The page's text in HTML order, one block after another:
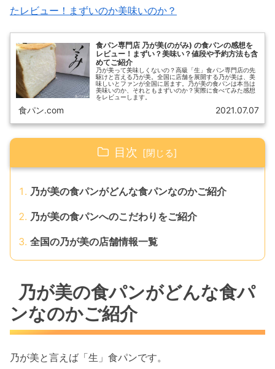
たレビュー！まずいのか美味いのか？
食パン専門店 乃が美(のがみ) の食パンの感想を
レビュー！まずい？美味い？値段や予約方法も含
めてご紹介
乃が美って美味しくないの？高級「生」食パン専門店の先
駆けと言える乃が美。全国に店舗を展開する乃が美は、美
味しいとファンが全国に居ます。乃が美の食パンは本当は
美味いのか、それともまずいのか？実際に食べてみた感想
をレビューします。
食パン.com 2021.07.07
目次
乃が美の食パンがどんな食パンなのかご紹介
乃が美の食パンへのこだわりをご紹介
全国の乃が美の店舗情報一覧
乃が美の食パンがどんな食パ
ンなのかご紹介
乃が美と言えば「生」食パンです。